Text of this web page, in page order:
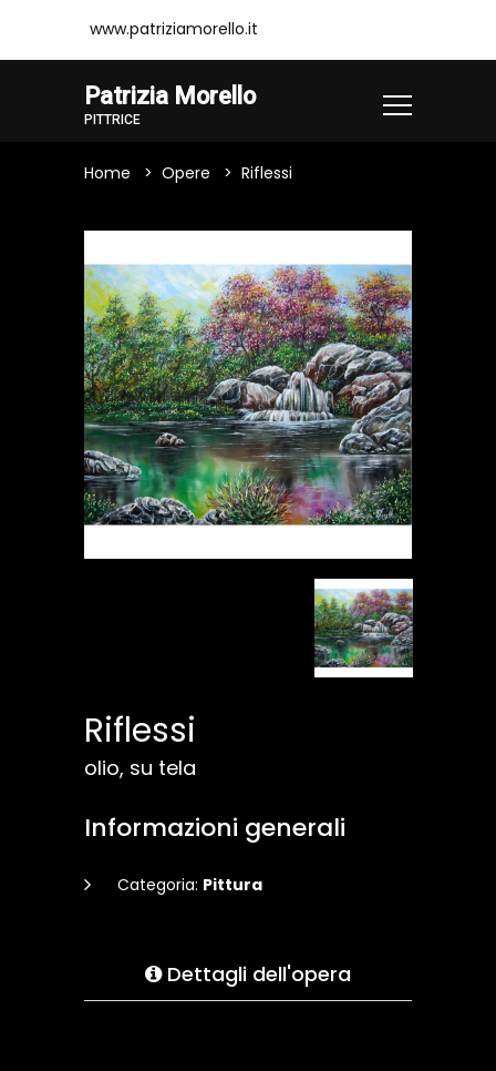
www.patriziamorello.it
Patrizia Morello
PITTRICE
Home Opere Riflessi
Riflessi
olio, su tela
Informazioni generali
Categoria: Pittura
Dettagli dell'opera